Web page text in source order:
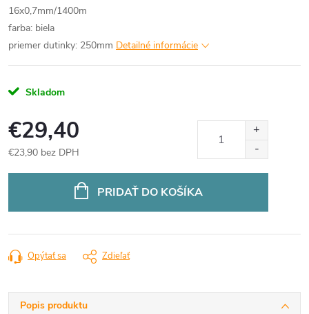
16x0,7mm/1400m
farba: biela
priemer dutinky: 250mm Detailné informácie
Skladom
€29,40
€23,90 bez DPH
PRIDAŤ DO KOŠÍKA
Opýtať sa Zdieľať
Popis produktu